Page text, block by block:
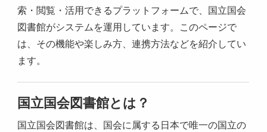
索・閲覧・活用できるプラットフォームで、国立国会
図書館がシステムを運用しています。このページで
は、その機能や楽しみ方、連携方法などを紹介してい
ます。
国立国会図書館とは？
国立国会図書館は、国会に属する日本で唯一の国立の